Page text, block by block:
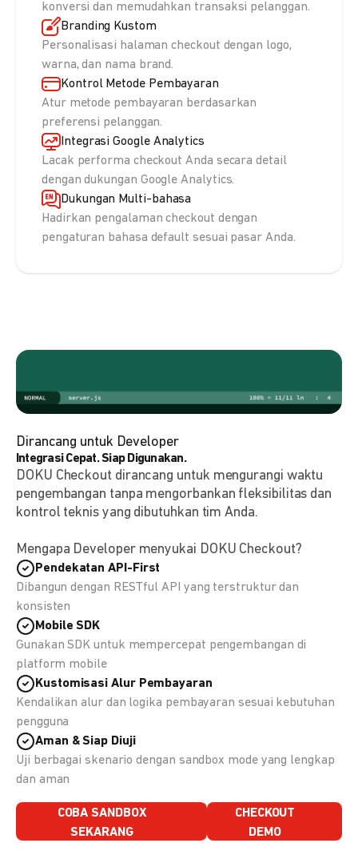
konversi dan memudahkan transaksi pelanggan.
Branding Kustom
Personalisasi halaman checkout dengan logo,
warna, dan nama brand.
Kontrol Metode Pembayaran
Atur metode pembayaran berdasarkan
preferensi pelanggan.
Integrasi Google Analytics
Lacak performa checkout Anda secara detail
dengan dukungan Google Analytics.
Dukungan Multi-bahasa
Hadirkan pengalaman checkout dengan
pengaturan bahasa default sesuai pasar Anda.
Dirancang untuk Developer
Integrasi Cepat. Siap Digunakan.
DOKU Checkout dirancang untuk mengurangi waktu
pengembangan tanpa mengorbankan fleksibilitas dan
kontrol teknis yang dibutuhkan tim Anda.
Mengapa Developer menyukai DOKU Checkout?
Pendekatan API-First
Dibangun dengan RESTful API yang terstruktur dan
konsisten
Mobile SDK
Gunakan SDK untuk mempercepat pengembangan di
platform mobile
Kustomisasi Alur Pembayaran
Kendalikan alur dan logika pembayaran sesuai kebutuhan
pengguna
Aman & Siap Diuji
Uji berbagai skenario dengan sandbox mode yang lengkap
dan aman
COBA SANDBOX
SEKARANG
CHECKOUT
DEMO